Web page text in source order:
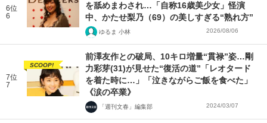
6位
6
を舐めまわされ…「自称16歳美少女」怪演
中、かたせ梨乃（69）の美しすぎる“熟れ方”
ゆるま 小林 2026/08/06
7位
7
SCOOP!
前澤友作との破局、10キロ増量“貫禄”姿…剛
力彩芽(31)が見せた“復活の道”「レオタード
を着た時に…」「泣きながらご飯を食べた」
《涙の卒業》
「週刊文春」編集部 2024/03/07